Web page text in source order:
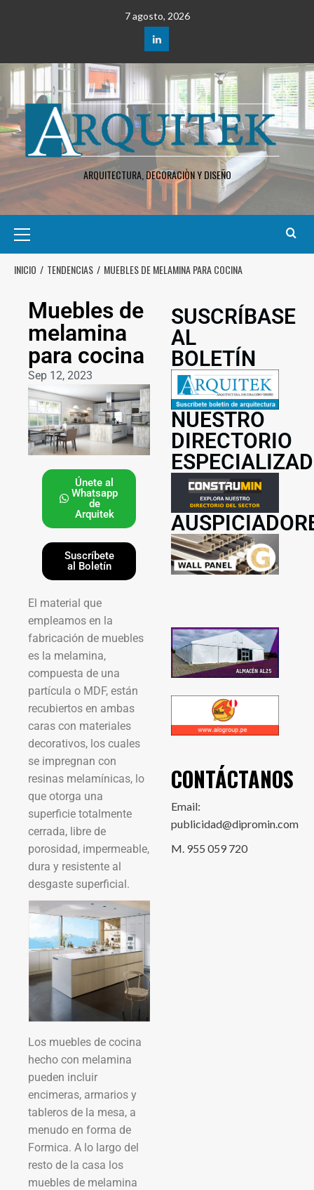
7 agosto, 2026
ARQUITECTURA, DECORACIÒN Y DISEÑO
INICIO TENDENCIAS MUEBLES DE MELAMINA PARA COCINA
Muebles de
melamina
para cocina
Sep 12, 2023
Únete al
Whatsapp
de
Arquitek
Suscríbete
al Boletín
El material que
empleamos en la
fabricación de muebles
es la melamina,
compuesta de una
partícula o MDF, están
recubiertos en ambas
caras con materiales
decorativos, los cuales
se impregnan con
resinas melamínicas, lo
que otorga una
superficie totalmente
cerrada, libre de
porosidad, impermeable,
dura y resistente al
desgaste superficial.
Los muebles de cocina
hecho con melamina
pueden incluir
encimeras, armarios y
tableros de la mesa, a
menudo en forma de
Formica. A lo largo del
resto de la casa los
muebles de melamina
SUSCRÍBASE
AL
BOLETÍN
NUESTRO
DIRECTORIO
CONTÁCTANOS
Email:
publicidad@dipromin.com
M. 955 059 720